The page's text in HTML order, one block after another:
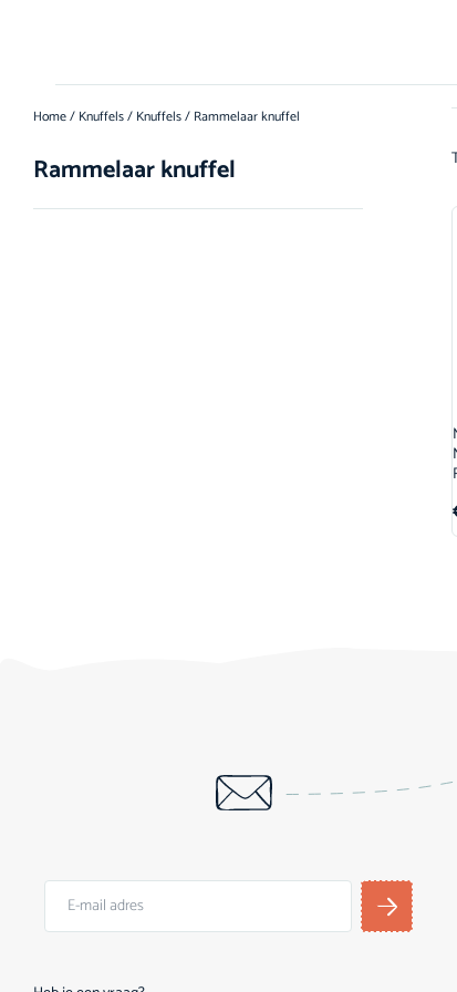
Home/ Knuffels/ Knuffels/ Rammelaar knuffel
Rammelaar knuffel